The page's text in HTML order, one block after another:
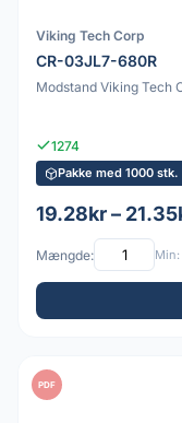
Viking Tech Corp
CR-03JL7-680R
Modstand Viking Tech
1274
Pakke med 1000 stk.
19.28kr –
Mængde: Min:
PDF